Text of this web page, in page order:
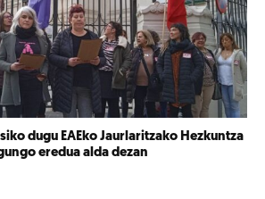
dugu EAEko Jaurlaritzako Hezkuntza
eredua alda dezan